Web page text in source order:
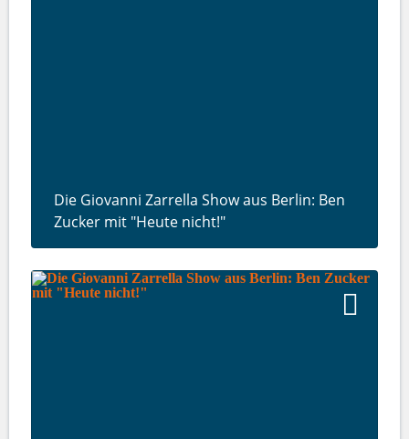
Die Giovanni Zarrella Show aus Berlin: Ben
Zucker mit "Heute nicht!"